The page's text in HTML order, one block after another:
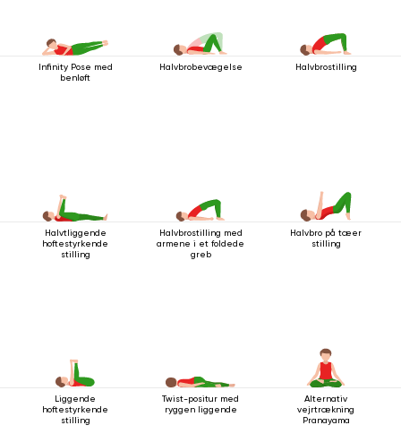
Infinity Pose med
benløft
Halvbrobevægelse Halvbrostilling
Halvtliggende
hoftestyrkende
stilling
Halvbrostilling med
armene i et foldede
greb
Halvbro på tæer
stilling
Liggende
hoftestyrkende
stilling
Twist-positur med
ryggen liggende
Alternativ
vejrtrækning
Pranayama